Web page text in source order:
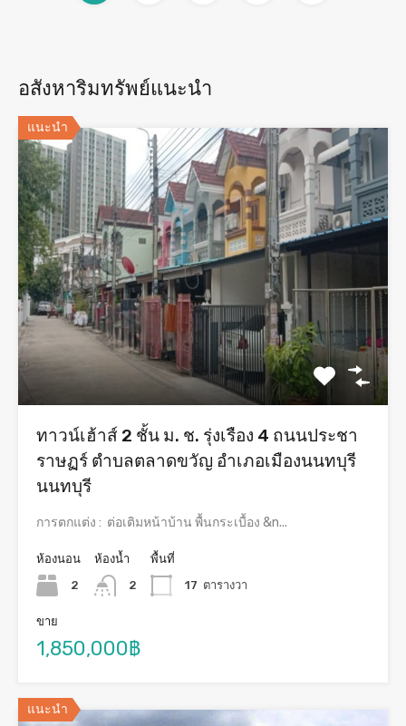
อสังหาริมทรัพย์แนะนำ
แนะนำ
ทาวน์เฮ้าส์ 2 ชั้น ม. ช. รุ่งเรือง 4 ถนนประชา
ราษฏร์ ตำบลตลาดขวัญ อำเภอเมืองนนทบุรี
นนทบุรี
การตกแต่ง : ต่อเติมหน้าบ้าน พื้นกระเบื้อง &n...
ห้องนอน
2
ห้องน้ำ
2
พื้นที่
17 ตารางวา
ขาย
1,850,000฿
แนะนำ